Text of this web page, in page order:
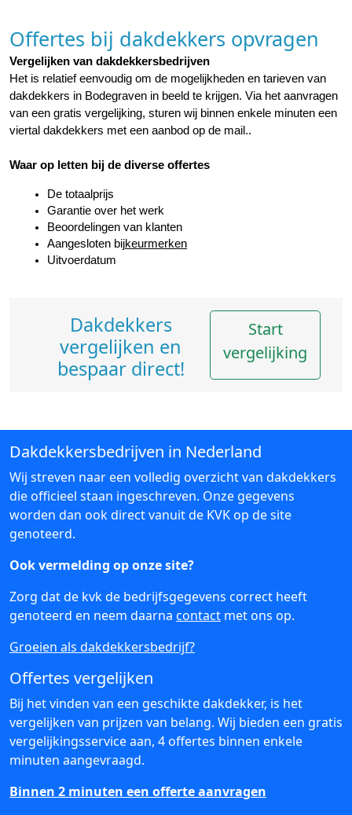
Offertes bij dakdekkers opvragen
Vergelijken van dakdekkersbedrijven
Het is relatief eenvoudig om de mogelijkheden en tarieven van
dakdekkers in Bodegraven in beeld te krijgen. Via het aanvragen
van een gratis vergelijking, sturen wij binnen enkele minuten een
viertal dakdekkers met een aanbod op de mail..
Waar op letten bij de diverse offertes
De totaalprijs
Garantie over het werk
Beoordelingen van klanten
Aangesloten bijkeurmerken
Uitvoerdatum
Dakdekkers
vergelijken en
bespaar direct!
Start
vergelijking
Dakdekkersbedrijven in Nederland
Wij streven naar een volledig overzicht van dakdekkers
die officieel staan ingeschreven. Onze gegevens
worden dan ook direct vanuit de KVK op de site
genoteerd.
Ook vermelding op onze site?
Zorg dat de kvk de bedrijfsgegevens correct heeft
genoteerd en neem daarna contact met ons op.
Groeien als dakdekkersbedrijf?
Offertes vergelijken
Bij het vinden van een geschikte dakdekker, is het
vergelijken van prijzen van belang. Wij bieden een gratis
vergelijkingsservice aan, 4 offertes binnen enkele
minuten aangevraagd.
Binnen 2 minuten een offerte aanvragen